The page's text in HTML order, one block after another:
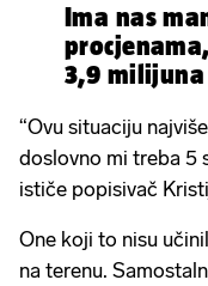
Ima nas
3,9
“Ovu situaciju
doslovno mi treba 5
ističe popisivač
One koji to nisu
na terenu.